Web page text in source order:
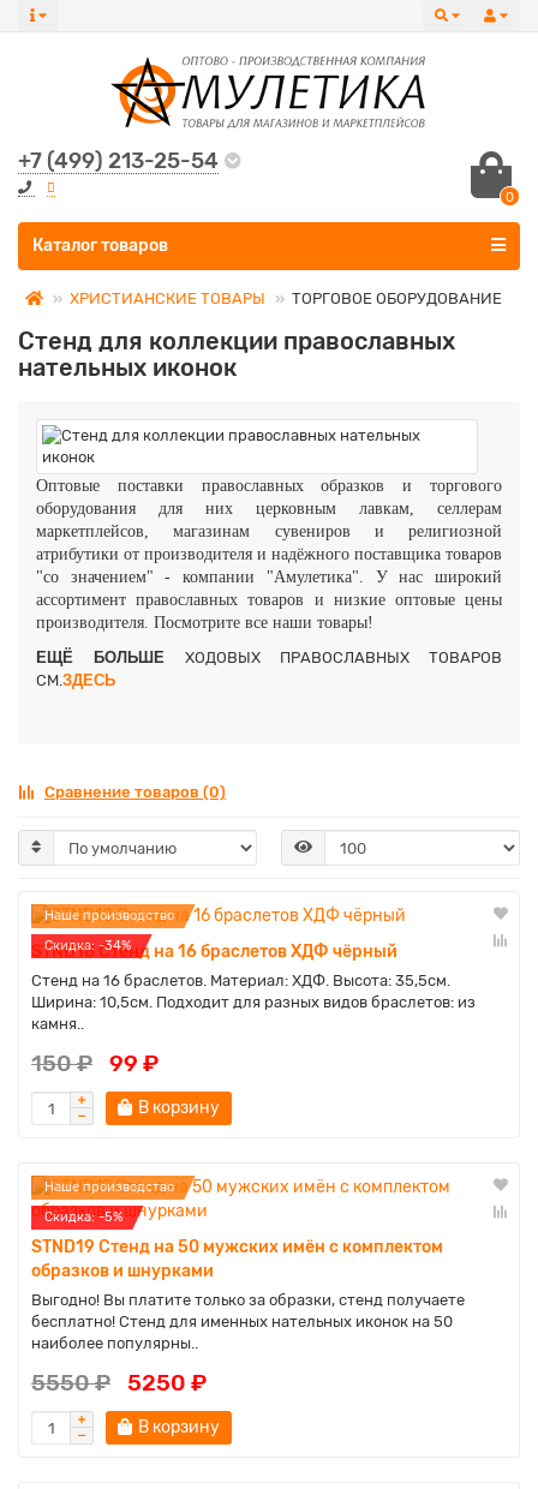
+7 (499) 213-25-54
0
Все категории
Каталог товаров
ХРИСТИАНСКИЕ ТОВАРЫ ТОРГОВОЕ ОБОРУДОВАНИЕ
Стенд для коллекции православных
нательных иконок
Оптовые поставки православных образков и торгового
оборудования для них церковным лавкам, селлерам
маркетплейсов, магазинам сувениров и религиозной
атрибутики от производителя и надёжного поставщика товаров
"со значением" - компании "Амулетика". У нас широкий
ассортимент православных товаров и низкие оптовые цены
производителя. Посмотрите все наши товары!
ЕЩЁ БОЛЬШЕ ХОДОВЫХ ПРАВОСЛАВНЫХ ТОВАРОВ
СМ.ЗДЕСЬ
Сравнение товаров (0)
Наше производство
Cкидка: -34%
STND18 Стенд на 16 браслетов ХДФ чёрный
Стенд на 16 браслетов. Материал: ХДФ. Высота: 35,5см.
Ширина: 10,5см. Подходит для разных видов браслетов: из
камня..
150 ₽ 99 ₽
В корзину
Наше производство
Cкидка: -5%
STND19 Стенд на 50 мужских имён с комплектом
образков и шнурками
Выгодно! Вы платите только за образки, стенд получаете
бесплатно! Стенд для именных нательных иконок на 50
наиболее популярны..
5550 ₽ 5250 ₽
В корзину